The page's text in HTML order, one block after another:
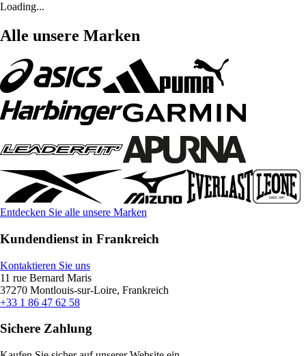
Loading...
Alle unsere Marken
Entdecken Sie alle unsere Marken
Kundendienst in Frankreich
Kontaktieren Sie uns
11 rue Bernard Maris
37270 Montlouis-sur-Loire, Frankreich
+33 1 86 47 62 58
Sichere Zahlung